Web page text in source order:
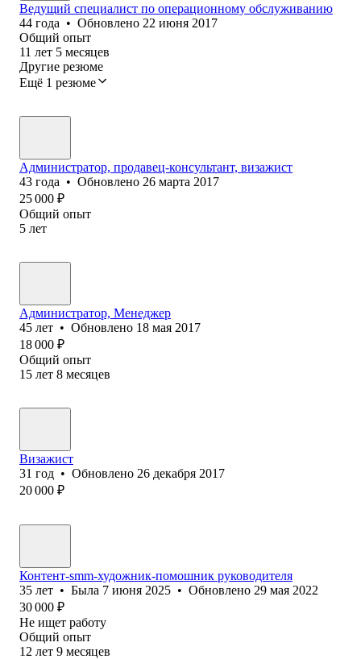
Ведущий специалист по операционному обслуживанию
44 года • Обновлено 22 июня 2017
Общий опыт
11 лет 5 месяцев
Другие резюме
Ещё 1 резюме
Администратор, продавец-консультант, визажист
43 года • Обновлено 26 марта 2017
25 000 ₽
Общий опыт
5 лет
Администратор, Менеджер
45 лет • Обновлено 18 мая 2017
18 000 ₽
Общий опыт
15 лет 8 месяцев
Визажист
31 год • Обновлено 26 декабря 2017
20 000 ₽
Контент-smm-художник-помошник руководителя
35 лет • Была 7 июня 2025 • Обновлено 29 мая 2022
30 000 ₽
Не ищет работу
Общий опыт
12 лет 9 месяцев